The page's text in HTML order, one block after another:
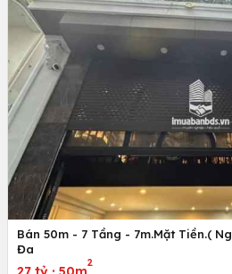
Bán 50m - 7 Tầng - 7m.Mặt Tiền.(
Đa
2